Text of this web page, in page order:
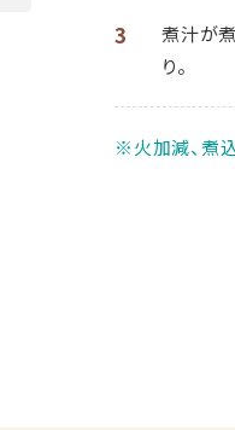
3
煮汁が
り。
※火加減、煮